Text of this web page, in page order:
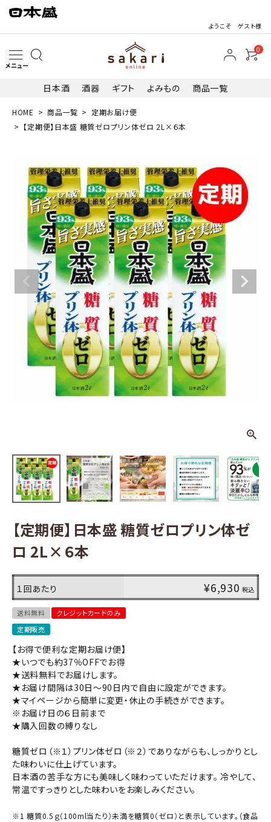
ようこそ ゲスト様
メニュー
0
日本酒 酒器 ギフト よみもの 商品一覧
search
最近閲覧した商品
【定期便】日
本盛 糖質ゼ
ロプリン体ゼ
ロ 2L×６本
6,930
(税込)
日本酒
食品
化粧品
コンテンツ
INFORMATION
ACCOUNT MENU
ようこそ ゲスト 様
meeting_room ログイン person
HOME 商品一覧
定期お届け便
【定期便】日本盛 糖質ゼロプリン体ゼロ 2L×６本
【定期便】日本盛 糖質ゼロプリン体ゼ
ロ 2L×６本
１回あたり ¥6,930 税込
送料無料
クレジットカードのみ
定期販売
【お得で便利な定期お届け便】
★いつでも約37％OFFでお得
★送料無料でお届けします。
★お届け間隔は30日～90日内で自由に設定ができます。
★マイページから簡単に変更・休止の手続きができます。
※お届け日の６日前まで
★購入回数の縛りなし
糖質ゼロ（※１）プリン体ゼロ（※２）でありながらも、しっかりとし
た味わいに仕上げています。
日本酒の苦手な方にも美味しく味わっていただけます。 冷やして、
常温ですっきりとした味わいをお楽しみください。
※1 糖質0.5ｇ（100ml当たり）未満を糖質0（ゼロ）と表示しています。（食品